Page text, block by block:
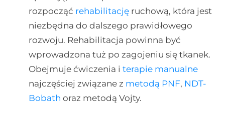
rozpocząć rehabilitacjęruchową, która jest
niezbędna do dalszego prawidłowego
rozwoju. Rehabilitacja powinna być
wprowadzona tuż po zagojeniu się tkanek.
Obejmuje ćwiczenia i terapie manualne
najczęściej związane z metodą PNF, NDT-
Bobath oraz metodą Vojty.